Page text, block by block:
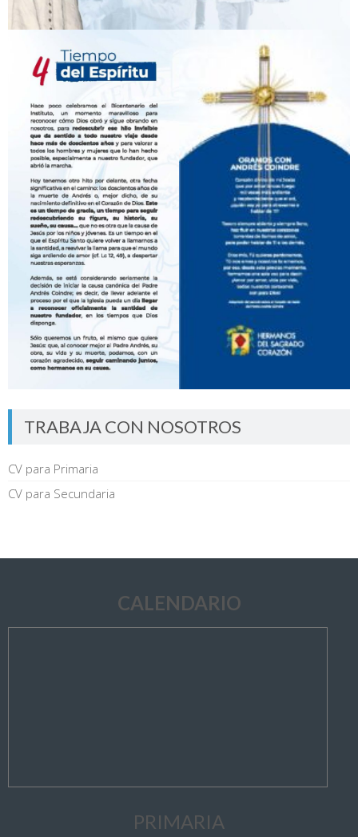
TRABAJA CON NOSOTROS
CV para Primaria
CV para Secundaria
CALENDARIO
PRIMARIA